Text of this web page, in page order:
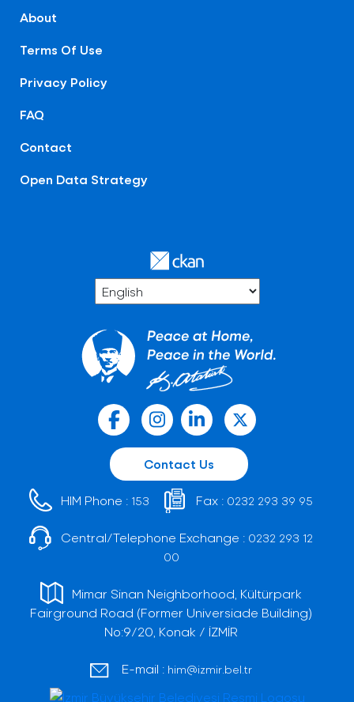
About
Terms Of Use
Privacy Policy
FAQ
Contact
Open Data Strategy
Contact Us
HIM Phone : 153 Fax : 0232 293 39 95
Central/Telephone Exchange : 0232 293 12
00
Mimar Sinan Neighborhood, Kültürpark
Fairground Road (Former Universiade Building)
No:9/20, Konak / İZMİR
E-mail : him@izmir.bel.tr